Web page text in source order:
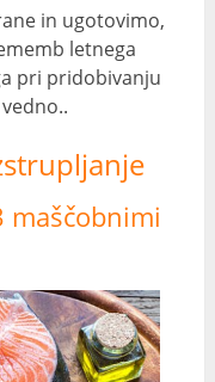
in ugotovimo,
letnega
pri pridobivanju
maščobnimi